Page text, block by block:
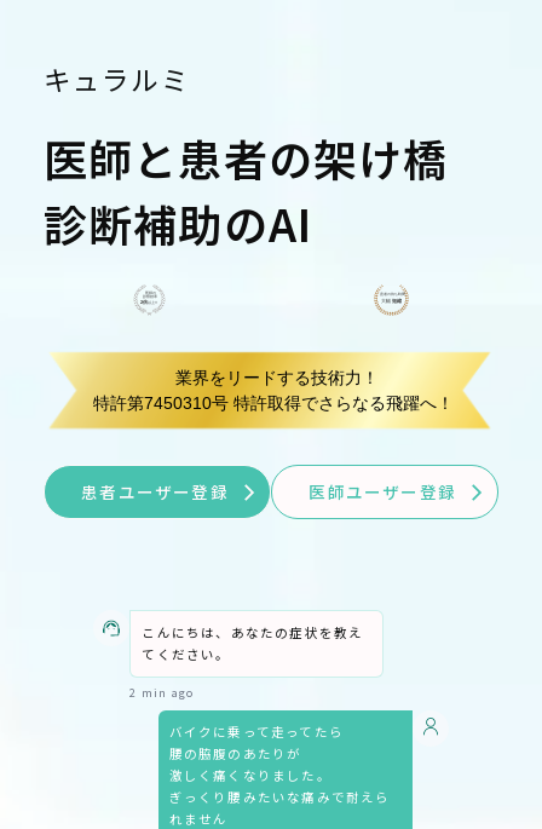
キュラルミ
医師と患者の架け橋
診断補助のAI
患者ユーザー登録 医師ユーザー登録
こんにちは、あなたの症状を教え
てください。
2 min ago
バイクに乗って走ってたら
腰の脇腹のあたりが
激しく痛くなりました。
ぎっくり腰みたいな痛みで耐えら
れません